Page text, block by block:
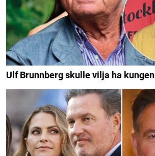
Ulf Brunnberg skulle vilja ha